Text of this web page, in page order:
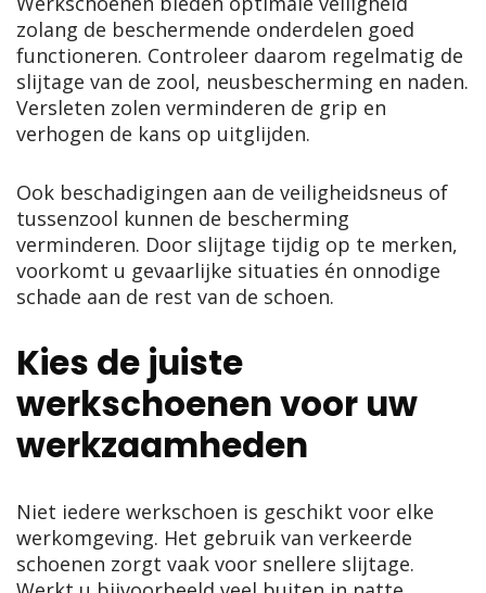
zolang de beschermende onderdelen goed
functioneren. Controleer daarom regelmatig de
slijtage van de zool, neusbescherming en naden.
Versleten zolen verminderen de grip en
verhogen de kans op uitglijden.
Ook beschadigingen aan de veiligheidsneus of
tussenzool kunnen de bescherming
verminderen. Door slijtage tijdig op te merken,
voorkomt u gevaarlijke situaties én onnodige
schade aan de rest van de schoen.
Kies de juiste
werkschoenen voor uw
werkzaamheden
Niet iedere werkschoen is geschikt voor elke
werkomgeving. Het gebruik van verkeerde
schoenen zorgt vaak voor snellere slijtage.